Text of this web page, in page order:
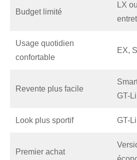
Budget limité
LX
Usage quotidien
confortable
EX,
Revente plus facile
GT-
Look plus sportif GT-
Premier achat